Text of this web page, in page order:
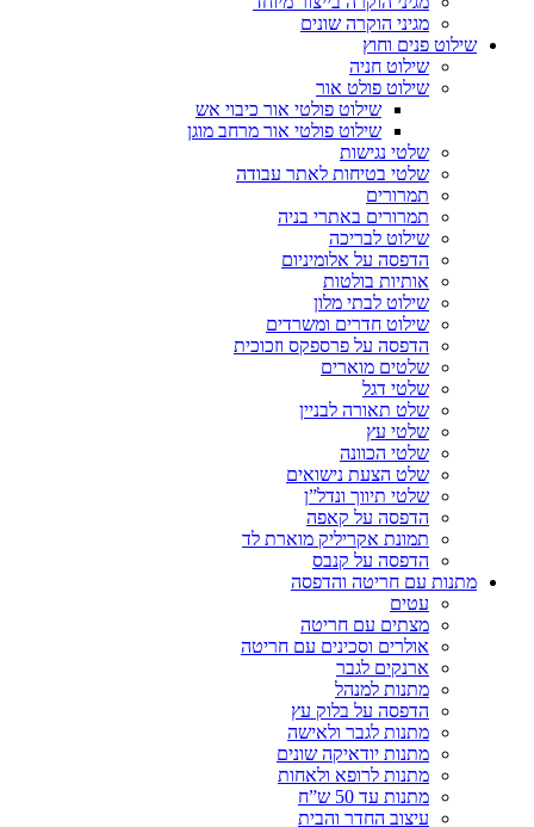
מגיני הוקרה שונים
שילוט פנים וחוץ
שילוט חניה
שילוט פולט אור
שילוט פולטי אור כיבוי אש
שילוט פולטי אור מרחב מוגן
שלטי נגישות
שלטי בטיחות לאתר עבודה
תמרורים
תמרורים באתרי בניה
שילוט לבריכה
הדפסה על אלומיניום
אותיות בולטות
שילוט לבתי מלון
שילוט חדרים ומשרדים
הדפסה על פרספקס וזכוכית
שלטים מוארים
שלטי דגל
שלט תאורה לבניין
שלטי עץ
שלטי הכוונה
שלט הצעת נישואים
שלטי תיווך ונדל”ן
הדפסה על קאפה
תמונת אקריליק מוארת לד
הדפסה על קנבס
מתנות עם חריטה והדפסה
עטים
מצתים עם חריטה
אולרים וסכינים עם חריטה
ארנקים לגבר
מתנות למנהל
הדפסה על בלוק עץ
מתנות לגבר ולאישה
מתנות יודאיקה שונים
מתנות לרופא ולאחות
מתנות עד 50 ש”ח
עיצוב החדר והבית